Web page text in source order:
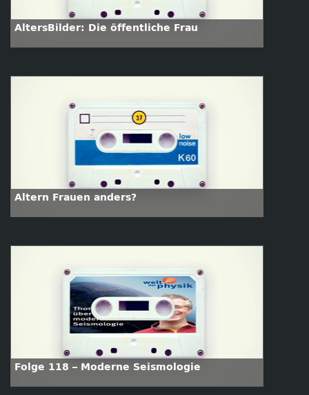
AltersBilder: Die öffentliche Frau
Altern Frauen anders?
Folge 118 – Moderne Seismologie